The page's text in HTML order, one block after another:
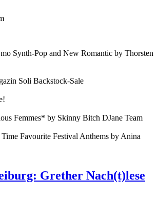
Synth-Pop and New Romantic by Thorsten
Soli Backstock-Sale
Femmes* by Skinny Bitch DJane Team
Favourite Festival Anthems by Anina
Grether Nach(t)lese